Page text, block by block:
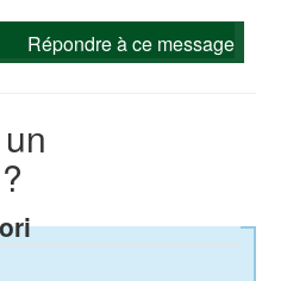
Répondre à ce message